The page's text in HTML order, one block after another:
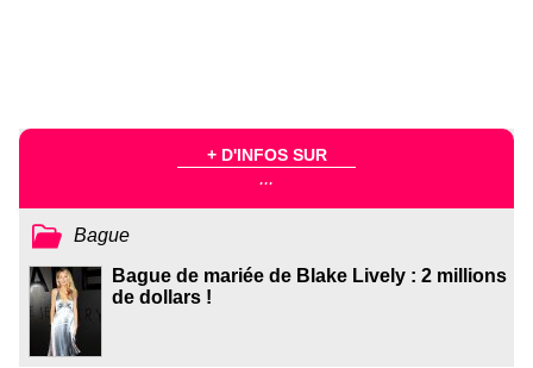
+ D'INFOS SUR
...
Bague
Bague de mariée de Blake Lively : 2 millions
de dollars !